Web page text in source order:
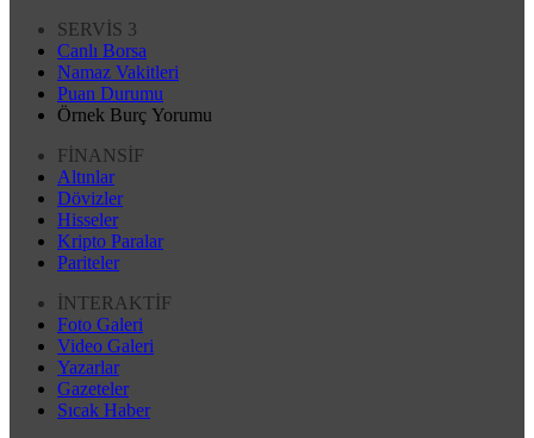
SERVİS 3
Canlı Borsa
Namaz Vakitleri
Puan Durumu
Örnek Burç Yorumu
FİNANSİF
Altınlar
Dövizler
Hisseler
Kripto Paralar
Pariteler
İNTERAKTİF
Foto Galeri
Video Galeri
Yazarlar
Gazeteler
Sıcak Haber